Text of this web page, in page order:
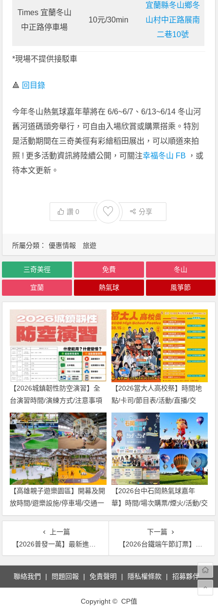
Times 宜蘭冬山
中正路停車場
10元/30min
宜蘭縣冬山鄉冬
山村中正路展南
二巷10號
*現場不提供接駁車
🔺 回目錄
今年冬山熱氣球嘉年華將在 6/6~6/7、6/13~6/14 冬山河
舊河道碼頭旁舉行，可自由入場欣賞或購票搭乘。特別
是活動期間在三奇美徑有彩繪稻田展出，可以順道來拍
照 ! 更多活動資訊將陸續公開，可關注幸福冬山 FB
，或
待本文更新。
讚0 ♡ 分享
所屬分類： 優惠情報 旅遊
三奇美徑 免費 冬山
宜蘭 熱氣球 風箏節
【2026城鎮韌性防空演習】全
台演習時間/演練方式/注意事項
一次看！
【2026當大人高校祭】時間地
點/卡司/節目表/活動/直播/交
通，免費入場！
【高雄親子遊樂園區】開幕及開
放時間/遊樂設施/停車場/交通一
次看！
【2026台中石岡熱氣球嘉年
華】時間/場次購票/煙火/活動/交
通，土牛運動公園登場！
上一篇
【2026普發一萬】最新進度/草案內容/立法程序/發放時間整理
下一篇
【2026台鐵端午節訂票】開放時間/加開班次/時刻表一次看！
文
導
聯絡我們 問題回報 免責聲明 隱私權條款 招募夥伴
Copyright © CP值